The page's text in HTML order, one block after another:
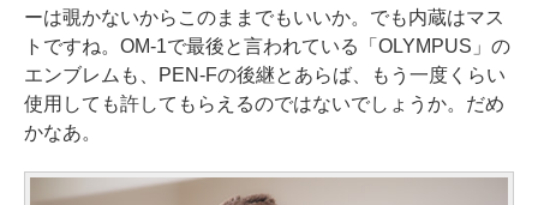
ーは覗かないからこのままでもいいか。でも内蔵はマス
トですね。OM-1で最後と言われている「OLYMPUS」の
エンブレムも、PEN-Fの後継とあらば、もう一度くらい
使用しても許してもらえるのではないでしょうか。だめ
かなあ。